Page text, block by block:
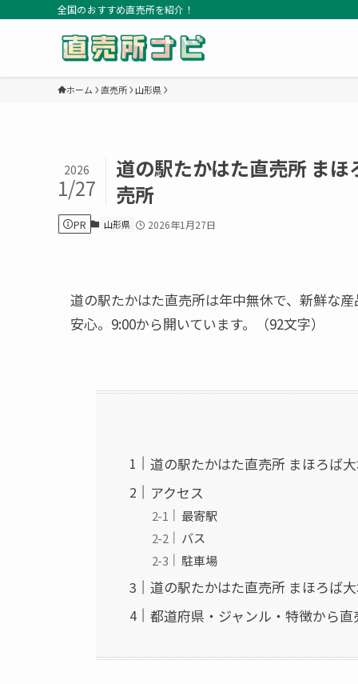
全国のおすすめ直売所を紹介！
ホーム 直売所 山形県
道の駅たかはた直売所 ま
売所
2026
1/27
PR 山形県 2026年1月27日
道の駅たかはた直売所は年中無休で、新鮮な
安心。9:00から開いています。（92文字）
道の駅たかはた直売所 まほろば
アクセス
最寄駅
バス
駐車場
道の駅たかはた直売所 まほろば
都道府県・ジャンル・特徴から